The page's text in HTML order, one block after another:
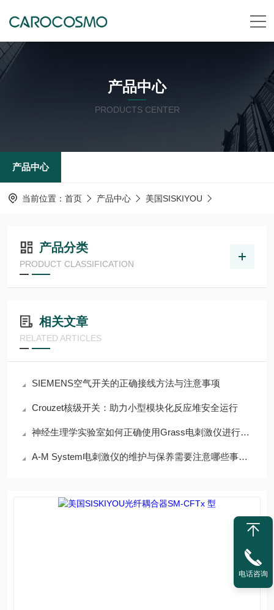
产品中心
PRODUCTS CENTER
产品中心
当前位置： 首页 产品中心 美国SISKIYOU
产品分类
PRODUCT CLASSIFICATION
相关文章
RELATED ARTICLES
SIEMENS空气开关的正确接线方法与注意事项
Crouzet核级开关：助力小型模块化反应堆安全运行
神经生理学实验室如何正确使用Grass电刺激仪进行组织刺激
A-M System电刺激仪的维护与保养需要注意哪些事项？
电话咨询